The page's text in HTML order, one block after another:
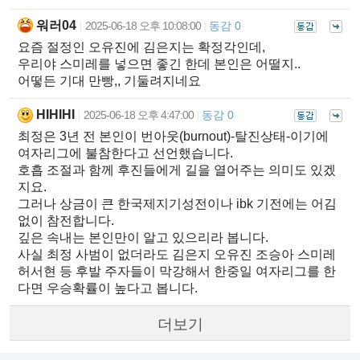
워러04 2025-06-18 오후 10:08:00 동감 0
요즘 절정인 오유진에 김은지는 확정각인데,
우리야 스미레를 넣으면 좋긴 한데 본인은 어떨지..
어떻든 기대 만빵,, 기둘려지네요
HIHIHI 2025-06-18 오후 4:47:00 동감 0
최정은 3년 전 본인이 번아웃(burnout)-탈진상태-이기에
여자리그에 불참한다고 선언했습니다.
호흡 조절과 함께 후진들에게 길을 열어주는 의미도 있겠
지요.
그러나 상금이 큰 한국제지기성전이나 ibk 기전에는 어김
없이 참전합니다.
깊은 속내는 본인만이 알고 있으리라 봅니다.
사실 최정 사범이 없더라도 김은지 오유진 조승아 스미레
허서현 등 후발 주자들이 막강해서 한중일 여자리그를 한
다면 우승확률이 높다고 봅니다.
더보기